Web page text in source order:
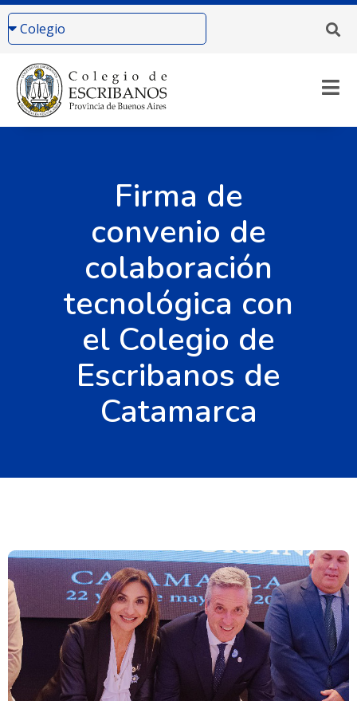
Firma de
convenio de
colaboración
tecnológica con
el Colegio de
Escribanos de
Catamarca